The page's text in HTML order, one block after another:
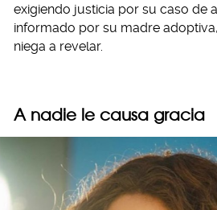
exigiendo justicia por su caso de
informado por su madre
niega a revelar.
A nadie le causa gracia